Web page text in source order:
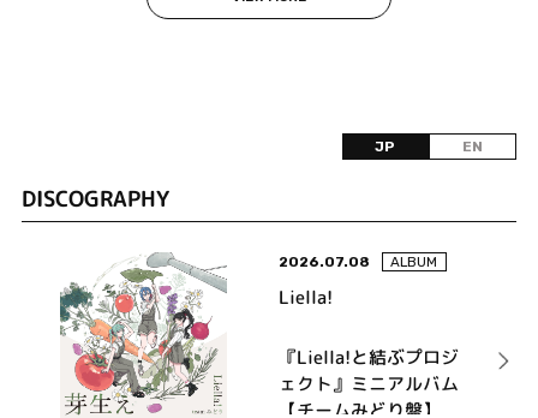
JP EN
DISCOGRAPHY
2026.07.08 ALBUM
Liella!
『Liella!と結ぶプロジ
ェクト』ミニアルバム
【チームみどり盤】